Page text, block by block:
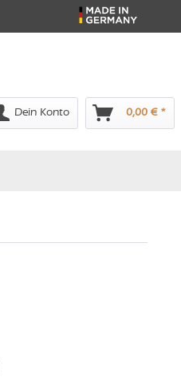
Dein Konto 0,00 € *